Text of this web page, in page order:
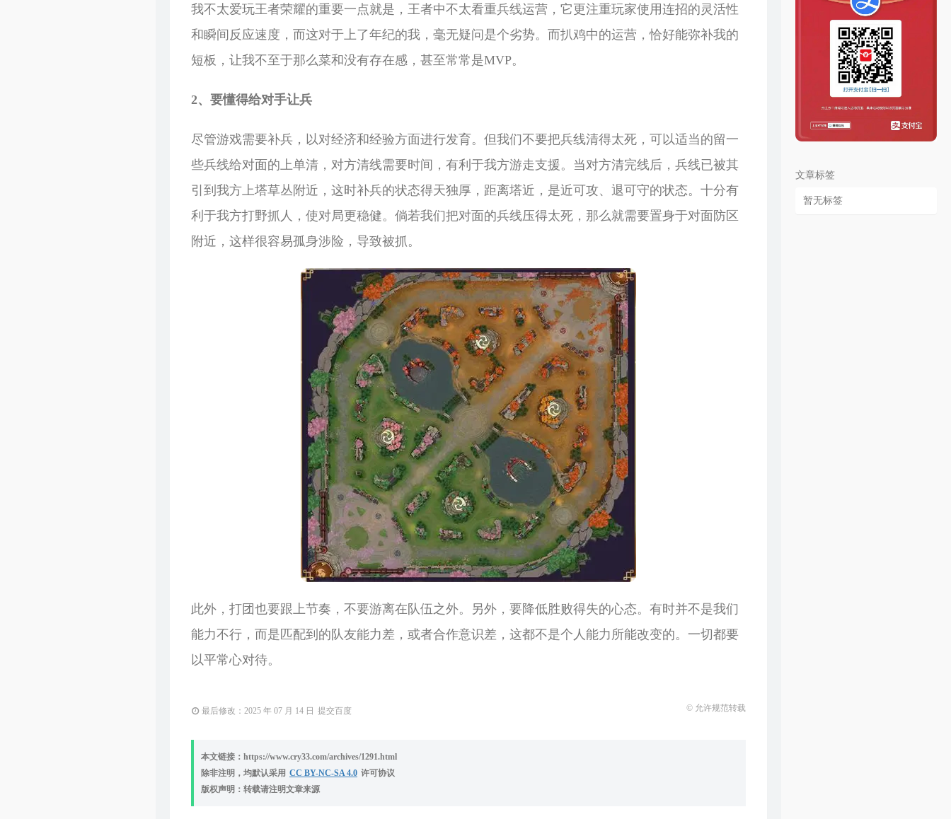
我不太爱玩王者荣耀的重要一点就是，王者中不太看重兵线运营，它更注重玩家使用连招的灵活性
和瞬间反应速度，而这对于上了年纪的我，毫无疑问是个劣势。而扒鸡中的运营，恰好能弥补我的
短板，让我不至于那么菜和没有存在感，甚至常常是MVP。
2、要懂得给对手让兵
尽管游戏需要补兵，以对经济和经验方面进行发育。但我们不要把兵线清得太死，可以适当的留一
些兵线给对面的上单清，对方清线需要时间，有利于我方游走支援。当对方清完线后，兵线已被其
引到我方上塔草丛附近，这时补兵的状态得天独厚，距离塔近，是近可攻、退可守的状态。十分有
利于我方打野抓人，使对局更稳健。倘若我们把对面的兵线压得太死，那么就需要置身于对面防区
附近，这样很容易孤身涉险，导致被抓。
此外，打团也要跟上节奏，不要游离在队伍之外。另外，要降低胜败得失的心态。有时并不是我们
能力不行，而是匹配到的队友能力差，或者合作意识差，这都不是个人能力所能改变的。一切都要
以平常心对待。
最后修改：2025 年 07 月 14 日 提交百度 © 允许规范转载
本文链接：https://www.cry33.com/archives/1291.html
除非注明，均默认采用 CC BY-NC-SA 4.0 许可协议
版权声明：转载请注明文章来源
文章标签
暂无标签